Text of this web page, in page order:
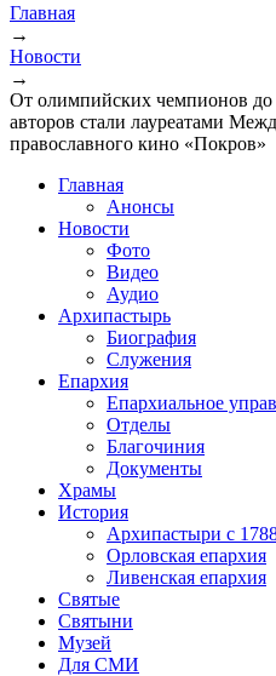
Главная
→
Новости
→
От олимпийских чемпионов до
авторов стали лауреатами
православного кино «Покров»
Главная
Анонсы
Новости
Фото
Видео
Аудио
Архипастырь
Биография
Служения
Епархия
Епархиальное
Отделы
Благочиния
Документы
Храмы
История
Архипастыри с
Орловская епархия
Ливенская епархия
Святые
Святыни
Музей
Для СМИ